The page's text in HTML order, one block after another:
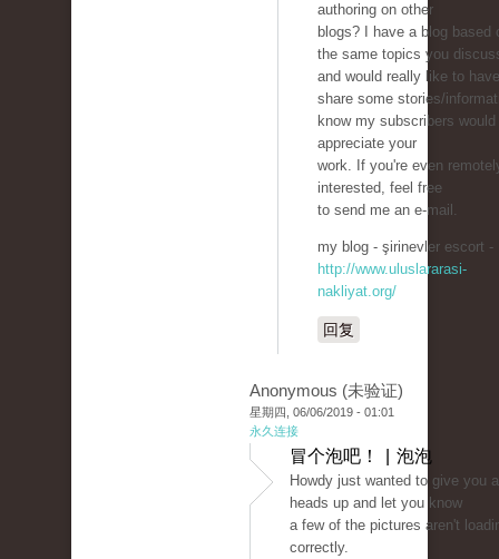
authoring on other
blogs? I have a blog based
the same topics you
and would really like to
share some stories/
know my subscribers would
appreciate your
work. If you're even
interested, feel free
to send me an e-mail.
my blog - şirinevler escort -
http://www.uluslararasi-
nakliyat.org/
回复
Anonymous (未验证)
星期四, 06/06/2019 - 01:01
永久连接
冒个泡吧！ | 泡泡
Howdy just wanted to give you
heads up and let you know
a few of the pictures aren't
correctly.